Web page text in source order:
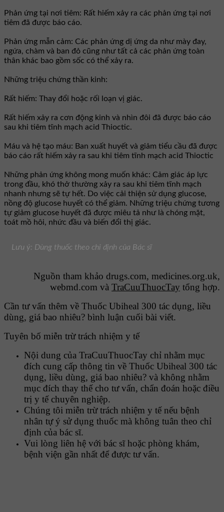
Phản ứng tại nơi tiêm: Rất hiếm xảy ra các phản ứng tại nơi
tiêm đã được báo cáo.
Phản ứng mẫn cảm: Các phản ứng dị ứng da như mày đay,
ngứa, chàm và ban đỏ cũng như tất cả các phản ứng toàn
thân khác bao gồm sốc có thể xảy ra.
Những triệu chứng thần kinh:
Rất hiếm: Thay đổi hoặc rối loạn vị giác.
Rất hiếm xảy ra cơn động kinh và nhìn đôi đã được báo cáo
sau khi tiêm tĩnh mạch acid Thioctic.
Máu và hệ tạo máu: Ban xuất huyết và giảm tiểu cầu đã được
báo cáo rất hiếm xảy ra sau khi tiêm tĩnh mạch acid Thioctic
Những phản ứng không mong muốn khác: Cảm giác áp lực
trong đầu, khó thở thường xảy ra sau khi tiêm tĩnh mạch
nhanh nhưng sẽ tự hết. Do việc cải thiện sử dụng glucose,
nồng độ glucose huyết có thể giảm. Những triệu chứng tương
tự giảm glucose huyết đã được miêu tả như là chóng mặt,
toát mồ hôi, nhức đầu và biến đổi thị giác.
Lưu ý: Dùng thuốc theo chỉ định của Bác sĩ
Nguồn tham khảo drugs.com, medicines.org.uk,
webmd.com và TraCuuThuocTay tổng hợp.
Cần tư vấn thêm về Thuốc Ubiheal 300 tác dụng, liều
dùng, giá bao nhiêu? bình luận cuối bài viết.
Tuyên bố miễn trừ trách nhiệm y tế
Nội dung của TraCuuThuocTay chỉ nhằm mục
đích cung cấp thông tin về Thuốc Ubiheal 300 tác
dụng, liều dùng, giá bao nhiêu? và không nhằm
mục đích thay thế cho tư vấn, chẩn đoán hoặc điều
trị y tế chuyên nghiệp.
Chúng tôi miễn trừ trách nhiệm y tế nếu bệnh
nhân tự ý sử dụng thuốc mà không tuân theo chỉ
định của bác sĩ.
Vui lòng liên hệ với bác sĩ hoặc phòng khám,
bệnh viện gần nhất để được tư vấn.